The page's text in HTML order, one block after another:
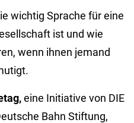
wichtig Sprache für eine
ist und wie
wenn ihnen jemand
eine Initiative von DIE
Bahn Stiftung,